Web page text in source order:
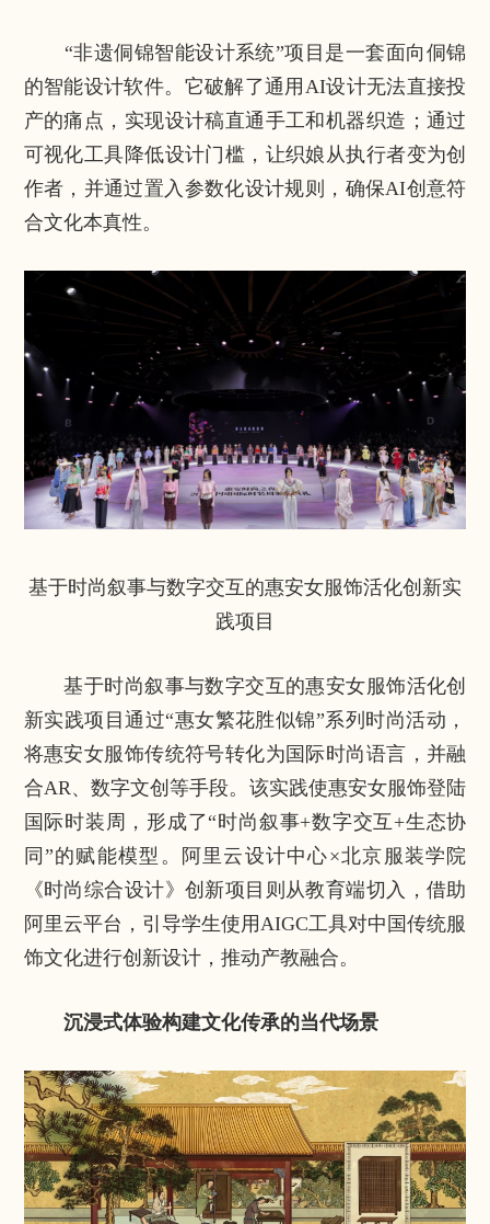
“非遗侗锦智能设计系统”项目是一套面向侗锦
的智能设计软件。它破解了通用AI设计无法直接投
产的痛点，实现设计稿直通手工和机器织造；通过
可视化工具降低设计门槛，让织娘从执行者变为创
作者，并通过置入参数化设计规则，确保AI创意符
合文化本真性。
基于时尚叙事与数字交互的惠安女服饰活化创新实
践项目
基于时尚叙事与数字交互的惠安女服饰活化创
新实践项目通过“惠女繁花胜似锦”系列时尚活动，
将惠安女服饰传统符号转化为国际时尚语言，并融
合AR、数字文创等手段。该实践使惠安女服饰登陆
国际时装周，形成了“时尚叙事+数字交互+生态协
同”的赋能模型。阿里云设计中心×北京服装学院
《时尚综合设计》创新项目则从教育端切入，借助
阿里云平台，引导学生使用AIGC工具对中国传统服
饰文化进行创新设计，推动产教融合。
沉浸式体验构建文化传承的当代场景